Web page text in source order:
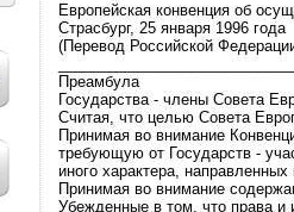
Европейская конвенция об
Страсбург, 25 января 1996 года
(Перевод Российской
Преамбула
Государства - члены Совета
Считая, что целью Совета
Принимая во внимание
требующую от Государств -
иного характера,
Принимая во внимание
Убежденные в том, что права и